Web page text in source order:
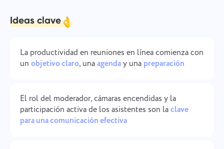
Русский
Oʻzbek
ไทย
Ideas clave
La productividad en reuniones en línea comienza con
unobjetivo claro, unaagenday una preparación
El rol del moderador, cámaras encendidas y la
participación activa de los asistentes son laclave
para una comunicación efectiva
Gestión de proyectos
y la actividad del equipo en un solo lugar.
Cree una empresa, invite usuarios y asigne roles para
optimizar el trabajo en equipo.